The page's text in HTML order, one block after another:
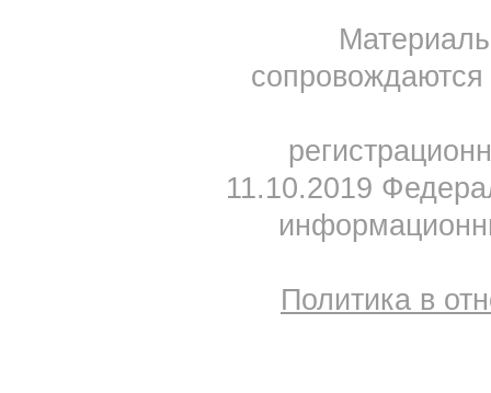
11.10.2019
Политика в